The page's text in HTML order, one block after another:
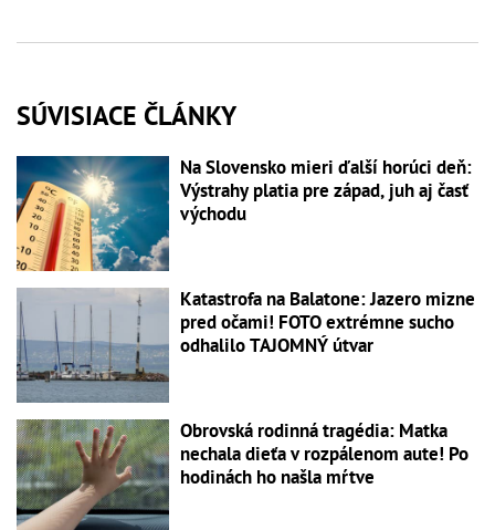
SÚVISIACE ČLÁNKY
Na Slovensko mieri ďalší horúci deň:
Výstrahy platia pre západ, juh aj časť
východu
Katastrofa na Balatone: Jazero mizne
pred očami! FOTO extrémne sucho
odhalilo TAJOMNÝ útvar
Obrovská rodinná tragédia: Matka
nechala dieťa v rozpálenom aute! Po
hodinách ho našla mŕtve